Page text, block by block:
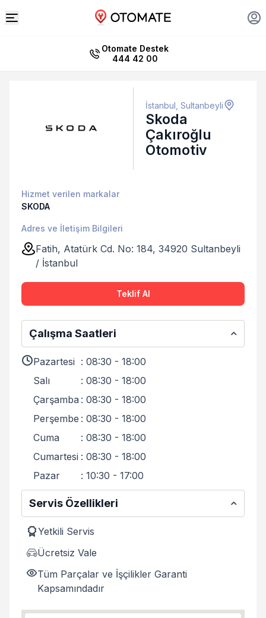
Otomate Destek
444 42 00
İstanbul, Sultanbeyli
Skoda
Çakıroğlu
Otomotiv
Hizmet verilen markalar
SKODA
Adres ve İletişim Bilgileri
Fatih, Atatürk Cd. No: 184, 34920 Sultanbeyli
/ İstanbul
Teklif Al
Çalışma Saatleri
Pazartesi : 08:30 - 18:00
Salı
: 08:30 - 18:00
Çarşamba : 08:30 - 18:00
Perşembe : 08:30 - 18:00
Cuma
: 08:30 - 18:00
Cumartesi : 08:30 - 18:00
Pazar
: 10:30 - 17:00
Servis Özellikleri
Yetkili Servis
Ücretsiz Vale
Tüm Parçalar ve İşçilikler Garanti
Kapsamındadır